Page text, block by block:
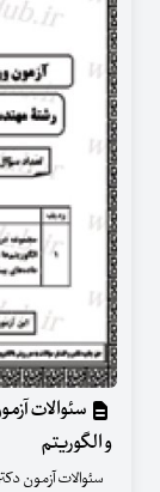
و الگوریتم
سئوالات آزمون